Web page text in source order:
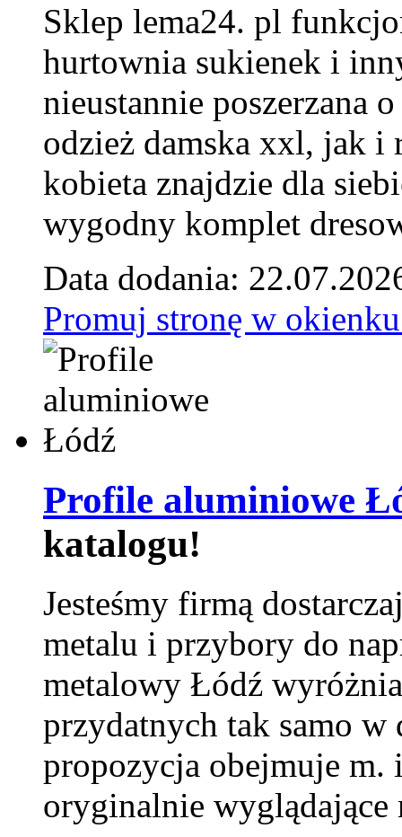
Sklep lema24. pl
hurtownia sukienek i
nieustannie poszerzana
odzież damska xxl, jak i
kobieta znajdzie dla
wygodny komplet
Data dodania:
Promuj stronę w
Profile aluminiowe
katalogu!
Jesteśmy firmą
metalu i przybory do
metalowy Łódź
przydatnych tak samo w
propozycja obejmuje m.
oryginalnie wyglądające